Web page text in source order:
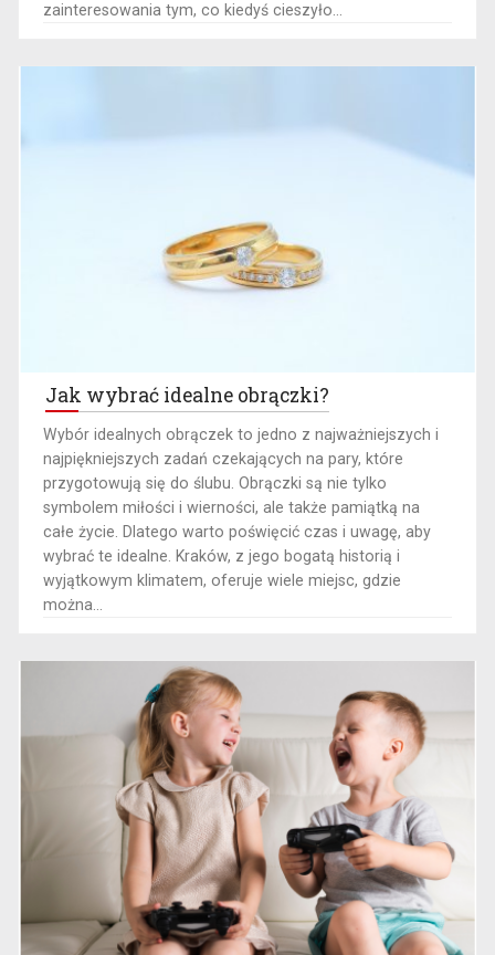
zainteresowania tym, co kiedyś cieszyło...
Jak wybrać idealne obrączki?
Wybór idealnych obrączek to jedno z najważniejszych i
najpiękniejszych zadań czekających na pary, które
przygotowują się do ślubu. Obrączki są nie tylko
symbolem miłości i wierności, ale także pamiątką na
całe życie. Dlatego warto poświęcić czas i uwagę, aby
wybrać te idealne. Kraków, z jego bogatą historią i
wyjątkowym klimatem, oferuje wiele miejsc, gdzie
można...